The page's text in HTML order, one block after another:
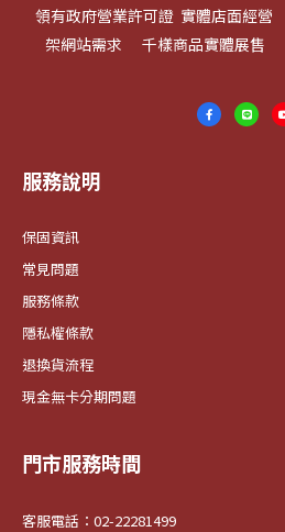
領有政府營業許可證 實體店面經營
架網站需求 千樣商品實體展售
服務說明
保固資訊
常見問題
服務條款
隱私權條款
退換貨流程
現金無卡分期問題
門市服務時間
客服電話：02-22281499